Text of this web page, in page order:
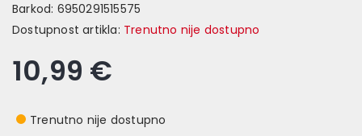
Barkod: 6950291515575
Dostupnost artikla: Trenutno nije dostupno
10,99 €
Trenutno nije dostupno